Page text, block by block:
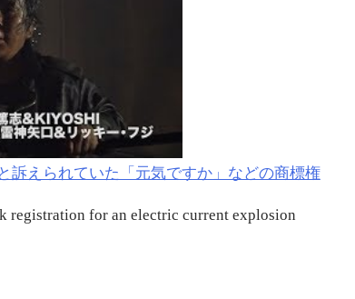
訴えられていた「元気ですか」などの商標権
registration for an electric current explosion